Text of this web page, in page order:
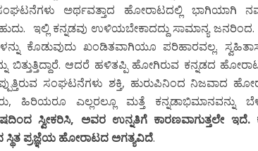
ಅರ್ಥವತ್ತಾದ ಹೋರಾಟದಲ್ಲಿ ಭಾಗಿಯಾಗಿ
ಇಲ್ಲಿ ಕನ್ನಡವು ಉಳಿಯಬೇಕಾದದ್ದು ಸಾಮಾನ್ಯ
ಕೊಡುವುದು ಖಂಡಿತವಾಗಿಯೂ ಪರಿಹಾರವಲ್ಲ.
ಬಿತ್ತುತ್ತಿದ್ದಾರೆ. ಆದರೆ ಹಳಿತಪ್ಪಿ ಹೋಗಿರುವ ಕನ್ನಡದ
ಸಂಘಟನೆಗಳು ಶಕ್ತಿ, ಹುರುಪಿನಿಂದ ನಿಜವಾದ
ಹಿರಿಯರೂ ಎಲ್ಲರಲ್ಲೂ ಮತ್ತೆ ಕನ್ನಡಾಭಿಮಾನವನ್ನು
ಸ್ವೀಕರಿಸಿ, ಅವರ ಉನ್ನತಿಗೆ ಕಾರಣವಾಗುತ್ತಲೇ ಇದೆ.
ಸ್ಥಿತ ಪ್ರಜ್ಞೆಯ ಹೋರಾಟದ ಅಗತ್ಯವಿದೆ.